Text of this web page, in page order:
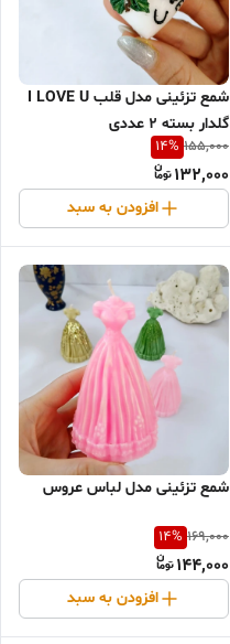
شمع تزئینی مدل قلب I LOVE U
گلدار بسته 2 عددی
155,000
14%
132,000
افزودن به سبد
شمع تزئینی مدل لباس عروس
169,000
14%
144,000
افزودن به سبد